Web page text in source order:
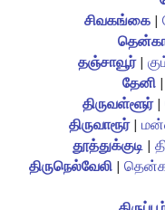
சிவகங்கை |
தஞ்சாவூர்|
தேனி|
திருவள்ளூர்|
திருவாரூர்|
தூத்துக்குடி |
திருநெல்வேலி|